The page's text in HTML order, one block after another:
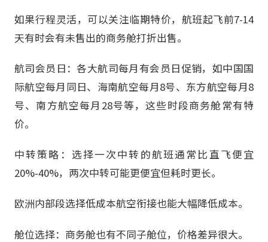
如果行程灵活，可以关注临期特价，航班起飞前7-14
天有时会有未售出的商务舱打折出售。
航司会员日：各大航司每月有会员日促销，如中国国
际航空每月同日、海南航空每月8号、东方航空每月8
号、南方航空每月28号等，这些时段商务舱常有特
价。
中转策略：选择一次中转的航班通常比直飞便宜
20%-40%，两次中转可能更便宜但耗时更长。
欧洲内部段选择低成本航空衔接也能大幅降低成本。
舱位选择：商务舱也有不同子舱位，价格差异很大。